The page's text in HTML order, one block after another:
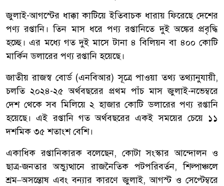
জুলাই-আগস্টের ধাক্কা কাটিয়ে ইতিবাচক ধারায় ফিরেছে দেশের
পণ্য রপ্তানি। তিন মাস ধরে পণ্য রপ্তানিতে দুই অঙ্কের প্রবৃদ্ধি
হচ্ছে। এর মধ্যে গত দুই মাসে টানা ৪ বিলিয়ন বা ৪০০ কোটি
মার্কিন ডলারের পণ্য রপ্তানি হয়েছে।
জাতীয় রাজস্ব বোর্ড (এনবিআর) সূত্রে পাওয়া তথ্য তথ্যানুযায়ী,
চলতি ২০২৪-২৫ অর্থবছরের প্রথম পাঁচ মাস জুলাই-নভেম্বরে
দেশ থেকে সব মিলিয়ে ২ হাজার কোটি ডলারের পণ্য রপ্তানি
হয়েছে। এই রপ্তানি গত অর্থবছরের একই সময়ের চেয়ে ১১
দশমিক ৩৫ শতাংশ বেশি।
একাধিক রপ্তানিকারক বলেছেন, কোটা সংস্কার আন্দোলন ও
ছাত্র-জনতার অভ্যুত্থানে রাজনৈতিক পটপরিবর্তন, শিল্পাঞ্চলে
শ্রম–অসন্তোষ এবং বন্যার কারণে জুলাই, আগস্ট ও সেপ্টেম্বরে